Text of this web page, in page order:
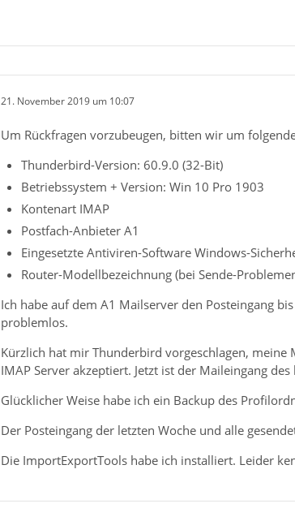
21. November 2019 um 10:07
Um Rückfragen vorzubeugen, bitten wir um
Thunderbird-Version: 60.9.0 (32-Bit)
Betriebssystem + Version: Win 10 Pro 1903
Kontenart IMAP
Postfach-Anbieter A1
Eingesetzte Antiviren-Software Windows-
Router-Modellbezeichnung (bei Sende-
Ich habe auf dem A1 Mailserver den Posteingang
problemlos.
Kürzlich hat mir Thunderbird vorgeschlagen,
IMAP Server akzeptiert. Jetzt ist der Maileingang des
Glücklicher Weise habe ich ein Backup des
Der Posteingang der letzten Woche und alle
Die ImportExportTools habe ich installiert. Leider